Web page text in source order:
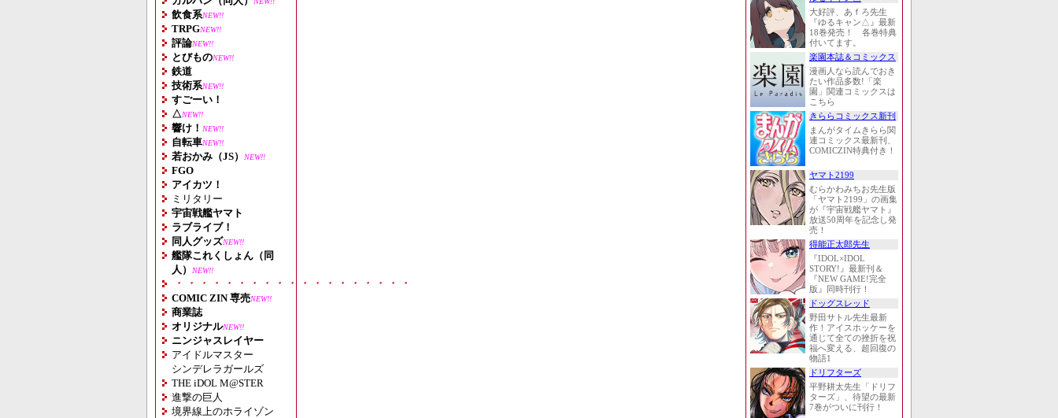
飲食系NEW!!
TRPGNEW!!
評論NEW!!
とびものNEW!!
鉄道
技術系NEW!!
すごーい！
△NEW!!
響け！ NEW!!
自転車NEW!!
若おかみ（JS） NEW!!
FGO
アイカツ！
ミリタリー
宇宙戦艦ヤマト
ラブライブ！
同人グッズNEW!!
艦隊これくしょん（同
人）
NEW!!
・・・・・・・・・・・・・・・・・・・
COMIC ZIN 専売NEW!!
商業誌
オリジナルNEW!!
ニンジャスレイヤー
アイドルマスター
シンデレラガールズ
THE iDOL M@STER
進撃の巨人
境界線上のホライゾン
大好評、あｆろ先生
『ゆるキャン△』最新
18巻発売！ 各巻特典
付いてます。
楽園本誌＆コミックス
漫画人なら読んでおき
たい作品多数!「楽
園」関連コミックスは
こちら
きららコミックス新刊
まんがタイムきらら関
連コミックス最新刊、
COMICZIN特典付き！
ヤマト2199
むらかわみちお先生版
「ヤマト2199」の画集
が『宇宙戦艦ヤマト』
放送50周年を記念し発
売！
得能正太郎先生
『IDOL×IDOL
STORY!』最新刊＆
『NEW GAME!完全
版』同時刊行！
ドッグスレッド
野田サトル先生最新
作！アイスホッケーを
通じて全ての挫折を祝
福へ変える、超回復の
物語1
ドリフターズ
平野耕太先生「ドリフ
ターズ」、待望の最新
7巻がついに刊行！